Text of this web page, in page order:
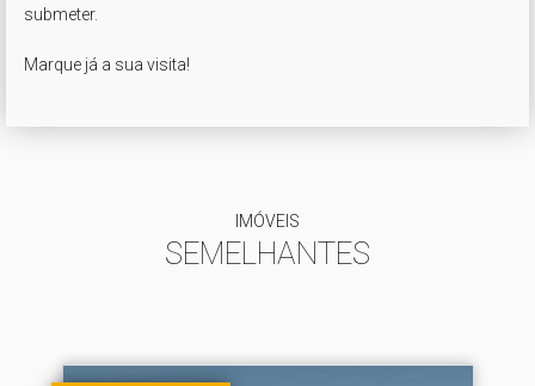
submeter.
Marque já a sua visita!
IMÓVEIS
SEMELHANTES